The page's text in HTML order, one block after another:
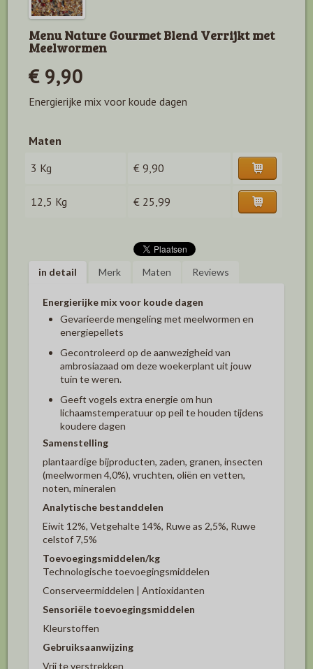
Menu Nature Gourmet Blend Verrijkt met
Meelwormen
€ 9,90
Energierijke mix voor koude dagen
Maten
3 Kg
€ 9,90
12,5 Kg € 25,99
in detail Merk Maten Reviews
Energierijke mix voor koude dagen
Gevarieerde mengeling met meelwormen en
energiepellets
Gecontroleerd op de aanwezigheid van
ambrosiazaad om deze woekerplant uit jouw
tuin te weren.
Geeft vogels extra energie om hun
lichaamstemperatuur op peil te houden tijdens
koudere dagen
Samenstelling
plantaardige bijproducten, zaden, granen, insecten
(meelwormen 4,0%), vruchten, oliën en vetten,
noten, mineralen
Analytische bestanddelen
Eiwit 12%, Vetgehalte 14%, Ruwe as 2,5%, Ruwe
celstof 7,5%
Toevoegingsmiddelen/kg
Technologische toevoegingsmiddelen
Conserveermiddelen | Antioxidanten
Sensoriële toevoegingsmiddelen
Kleurstoffen
Gebruiksaanwijzing
Vrij te verstrekken